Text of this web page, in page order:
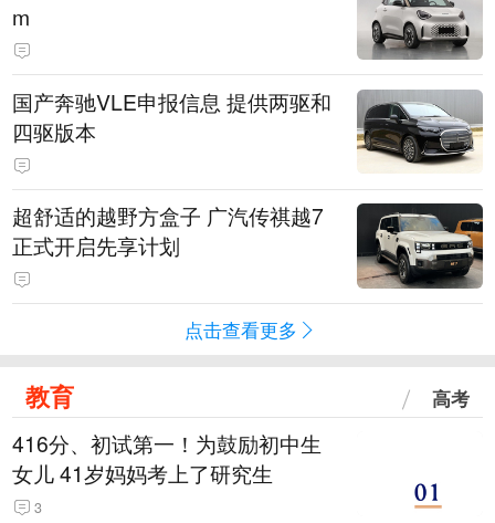
m
国产奔驰VLE申报信息 提供两驱和
四驱版本
超舒适的越野方盒子 广汽传祺越7
正式开启先享计划
点击查看更多
教育 高考
416分、初试第一！为鼓励初中生
女儿 41岁妈妈考上了研究生
3